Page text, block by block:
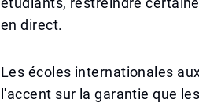
en direct.
Les écoles internationales
l'accent sur la garantie que